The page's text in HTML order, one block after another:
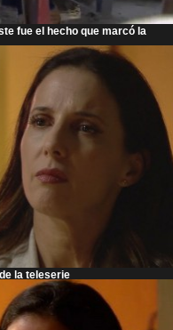
fue el hecho que marcó la
la teleserie